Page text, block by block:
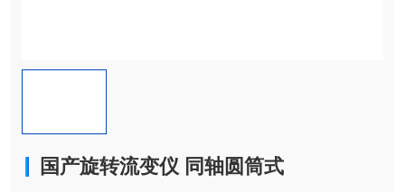
国产旋转流变仪 同轴圆筒式